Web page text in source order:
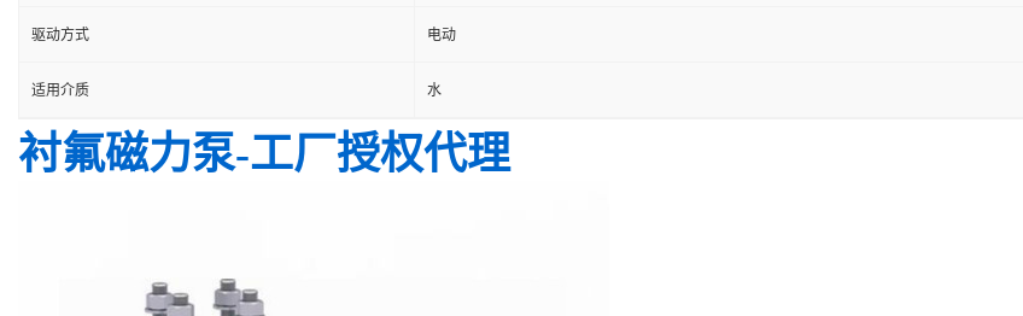
驱动方式 电动
适用介质 水
衬氟磁力泵-工厂授权代理